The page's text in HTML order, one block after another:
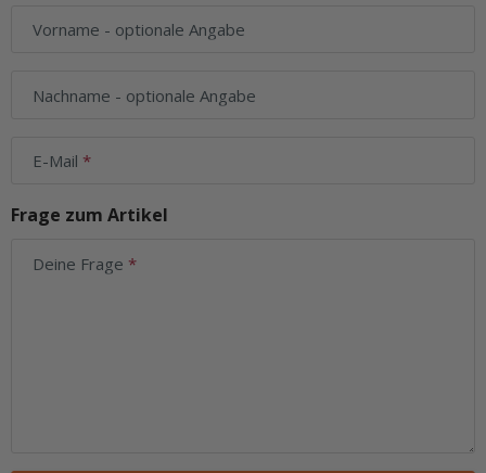
Vorname - optionale Angabe
Nachname - optionale Angabe
E-Mail
Frage zum Artikel
Deine Frage